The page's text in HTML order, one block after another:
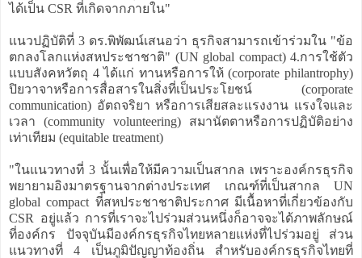
ได้เป็น CSR ที่เกิดจากภายใน"
แนวปฏิบัติที่ 3 ดร.พิพัฒน์เสนอว่า ธุรกิจสามารถเข้าร่วมใน "ข้อ
ตกลงโลกแห่งสหประชาชาติ" (UN global compact) 4.การใช้ตัว
แบบสังคหวัตถุ 4 ได้แก่ ทานหรือการให้ (corporate philantrophy)
ปิยวาจาหรือการสื่อสารในสิ่งที่เป็นประโยชน์ (corporate
communication) อัตถจริยา หรือการเสียสละแรงงาน แรงใจและ
เวลา (community volunteering) สมานัตตาหรือการปฏิบัติอย่าง
เท่าเทียม (equitable treatment)
"ในแนวทางที่ 3 นั้นเพื่อให้มีความเป็นสากล เพราะองค์กรธุรกิจ
พยายามอิงมาตรฐานจากต่างประเทศ เกณฑ์ที่เป็นสากล UN
global compact ที่สหประชาชาติประกาศ มีเนื้อหาที่เกี่ยวข้องกับ
CSR อยู่แล้ว การที่เราจะไปร่วมส่วนหนึ่งก็อาจจะได้ภาพลักษณ์
ที่องค์กร ปัจจุบันมีองค์กรธุรกิจไทยหลายแห่งที่ไปร่วมอยู่ ส่วน
แนวทางที่ 4 เป็นภูมิปัญญาท้องถิ่น สำหรับองค์กรธุรกิจไทยที่